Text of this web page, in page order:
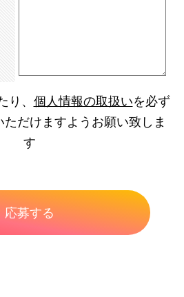
、 個人情報の取扱いを必ず
だけますようお願い致しま
す